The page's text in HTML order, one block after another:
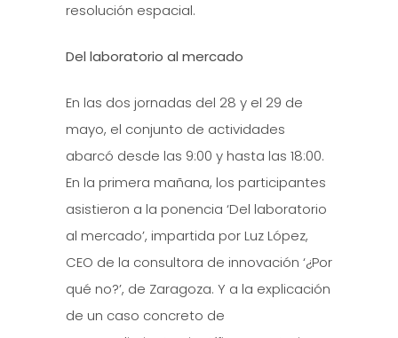
resolución espacial.
Del laboratorio al mercado
En las dos jornadas del 28 y el 29 de
mayo, el conjunto de actividades
abarcó desde las 9:00 y hasta las 18:00.
En la primera mañana, los participantes
asistieron a la ponencia ‘Del laboratorio
al mercado’, impartida por Luz López,
CEO de la consultora de innovación ‘¿Por
qué no?’, de Zaragoza. Y a la explicación
de un caso concreto de